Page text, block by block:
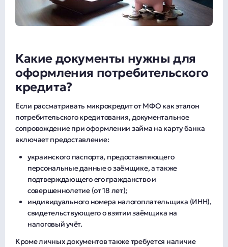
Какие документы нужны для
оформления потребительского
кредита?
Если рассматривать микрокредит от МФО как эталон
потребительского кредитования, документальное
сопровождение при оформлении займа на карту банка
включает предоставление:
украинского паспорта, предоставляющего
персональные данные о заёмщике, а также
подтверждающего его гражданство и
совершеннолетие (от 18 лет);
индивидуального номера налогоплательщика (ИНН),
свидетельствующего о взятии заёмщика на
налоговый учёт.
Кроме личных документов также требуется наличие